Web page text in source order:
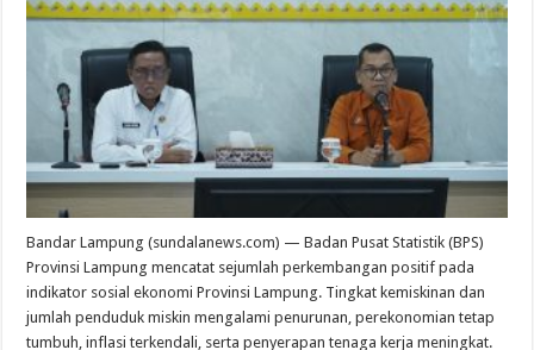
Bandar Lampung (sundalanews.com) — Badan Pusat Statistik (BPS)
Provinsi Lampung mencatat sejumlah perkembangan positif pada
indikator sosial ekonomi Provinsi Lampung. Tingkat kemiskinan dan
jumlah penduduk miskin mengalami penurunan, perekonomian tetap
tumbuh, inflasi terkendali, serta penyerapan tenaga kerja meningkat.